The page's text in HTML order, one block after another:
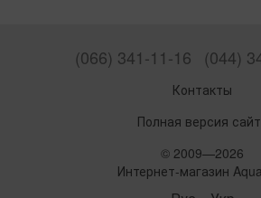
(066) 341-11-16 (044)
Контакты
Полная версия
© 2009—2026
Интернет-магазин